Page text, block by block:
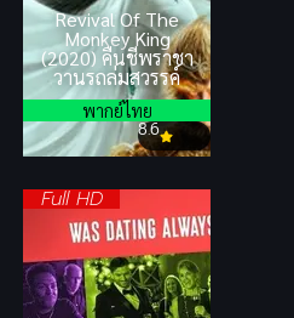
Revival Of The
Monkey King
(2020) คืนชีพราชา
วานรถล่มสวรรค์
8.6
พากย์ไทย
Full HD